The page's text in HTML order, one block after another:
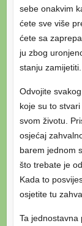
sebe onakvim
ćete sve više
ćete sa
ju zbog
stanju zamijetiti.
Odvojite
koje su to
svom životu.
osjećaj
barem jednom
što trebate je
Kada to
osjetite tu
Ta jednostavna